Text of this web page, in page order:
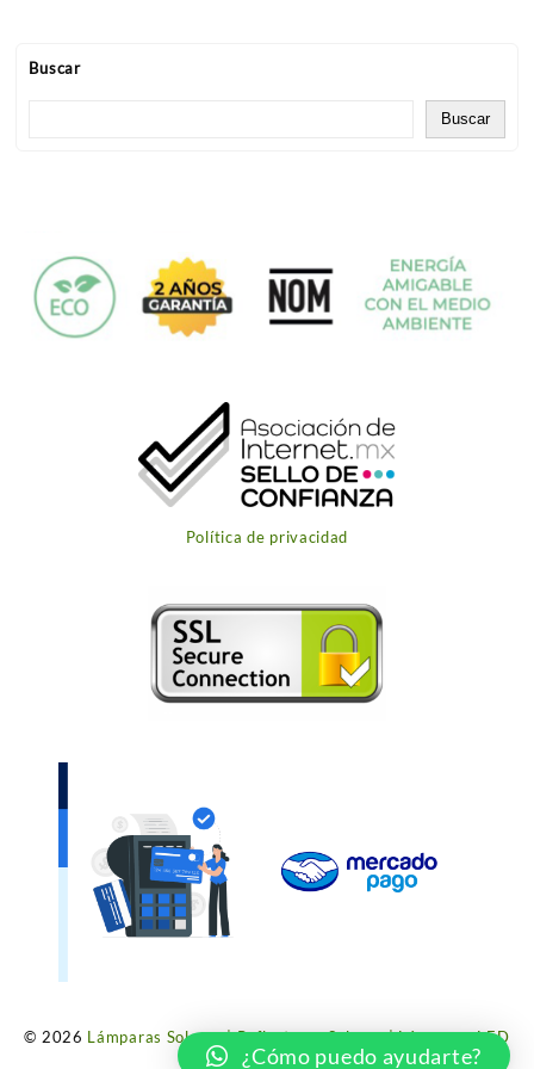
Buscar
Buscar
Política de privacidad
© 2026 Lámparas Solares | Reflectores Solares | Lámparas LED
¿Cómo puedo ayudarte?